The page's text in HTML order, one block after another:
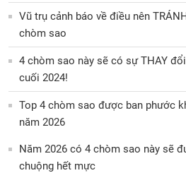
Vũ trụ cảnh báo về điều nên
chòm sao
4 chòm sao này sẽ có sự THAY
cuối 2024!
Top 4 chòm sao được ban phước
năm 2026
Năm 2026 có 4 chòm sao này sẽ
chuộng hết mực